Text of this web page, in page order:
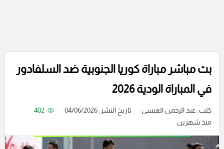
بث مباشر مباراة كوريا الجنوبية ضد السلفادور
في المباراة الودية 2026
كتب: عبد الرحمن العيسى تاريخ النشر: 04/06/2026
402
منذ شهرين